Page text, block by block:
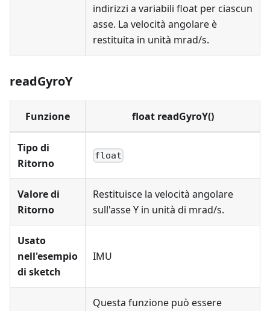
indirizzi a variabili float per ciascun
asse. La velocità angolare è
restituita in unità mrad/s.
readGyroY
Funzione float readGyroY()
Tipo di
Ritorno
float
Valore di
Ritorno
Restituisce la velocità angolare
sull'asse Y in unità di mrad/s.
Usato
nell'esempio
di sketch
IMU
Questa funzione può essere